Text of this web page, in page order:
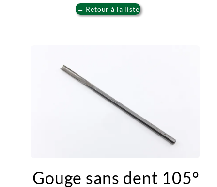
← Retour à la liste
Gouge sans dent 105°